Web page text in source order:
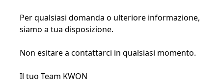
Per qualsiasi domanda o ulteriore informazione,
siamo a tua disposizione.
Non esitare a contattarci in qualsiasi momento.
Il tuo Team KWON